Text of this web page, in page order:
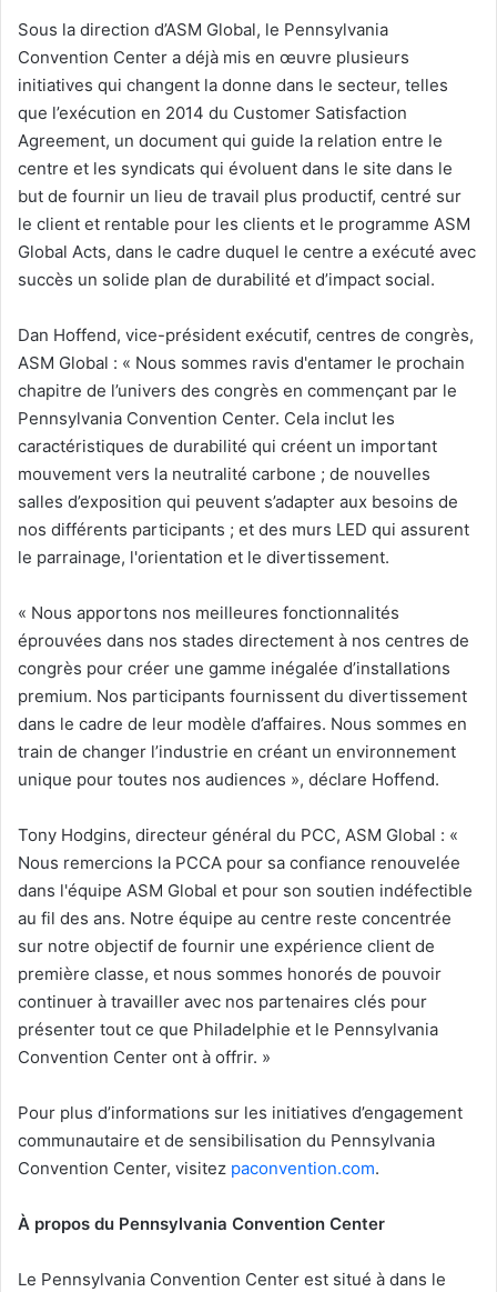
Sous la direction d’ASM Global, le Pennsylvania
Convention Center a déjà mis en œuvre plusieurs
initiatives qui changent la donne dans le secteur, telles
que l’exécution en 2014 du Customer Satisfaction
Agreement, un document qui guide la relation entre le
centre et les syndicats qui évoluent dans le site dans le
but de fournir un lieu de travail plus productif, centré sur
le client et rentable pour les clients et le programme ASM
Global Acts, dans le cadre duquel le centre a exécuté avec
succès un solide plan de durabilité et d’impact social.
Dan Hoffend, vice-président exécutif, centres de congrès,
ASM Global : « Nous sommes ravis d'entamer le prochain
chapitre de l’univers des congrès en commençant par le
Pennsylvania Convention Center. Cela inclut les
caractéristiques de durabilité qui créent un important
mouvement vers la neutralité carbone ; de nouvelles
salles d’exposition qui peuvent s’adapter aux besoins de
nos différents participants ; et des murs LED qui assurent
le parrainage, l'orientation et le divertissement.
« Nous apportons nos meilleures fonctionnalités
éprouvées dans nos stades directement à nos centres de
congrès pour créer une gamme inégalée d’installations
premium. Nos participants fournissent du divertissement
dans le cadre de leur modèle d’affaires. Nous sommes en
train de changer l’industrie en créant un environnement
unique pour toutes nos audiences », déclare Hoffend.
Tony Hodgins, directeur général du PCC, ASM Global : «
Nous remercions la PCCA pour sa confiance renouvelée
dans l'équipe ASM Global et pour son soutien indéfectible
au fil des ans. Notre équipe au centre reste concentrée
sur notre objectif de fournir une expérience client de
première classe, et nous sommes honorés de pouvoir
continuer à travailler avec nos partenaires clés pour
présenter tout ce que Philadelphie et le Pennsylvania
Convention Center ont à offrir. »
Pour plus d’informations sur les initiatives d’engagement
communautaire et de sensibilisation du Pennsylvania
Convention Center, visitez paconvention.com.
À propos du Pennsylvania Convention Center
Le Pennsylvania Convention Center est situé à dans le